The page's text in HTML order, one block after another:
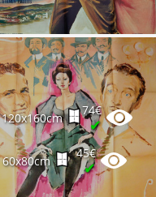
120x160cm
74€
✔
60x80cm
45€
✔